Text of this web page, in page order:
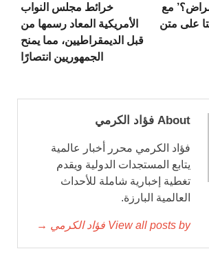
مع
على متن
خرائط مجلس النواب
الأمريكية المعاد رسمها من
قبل الديمقراطيين، مما يمنح
الجمهوريين انتصارًا
About فؤاد الكرمي
فؤاد الكرمي محرر أخبار عالمية
يتابع المستجدات الدولية ويقدم
تغطية إخبارية شاملة للأحداث
العالمية البارزة.
View all posts by فؤاد الكرمي →